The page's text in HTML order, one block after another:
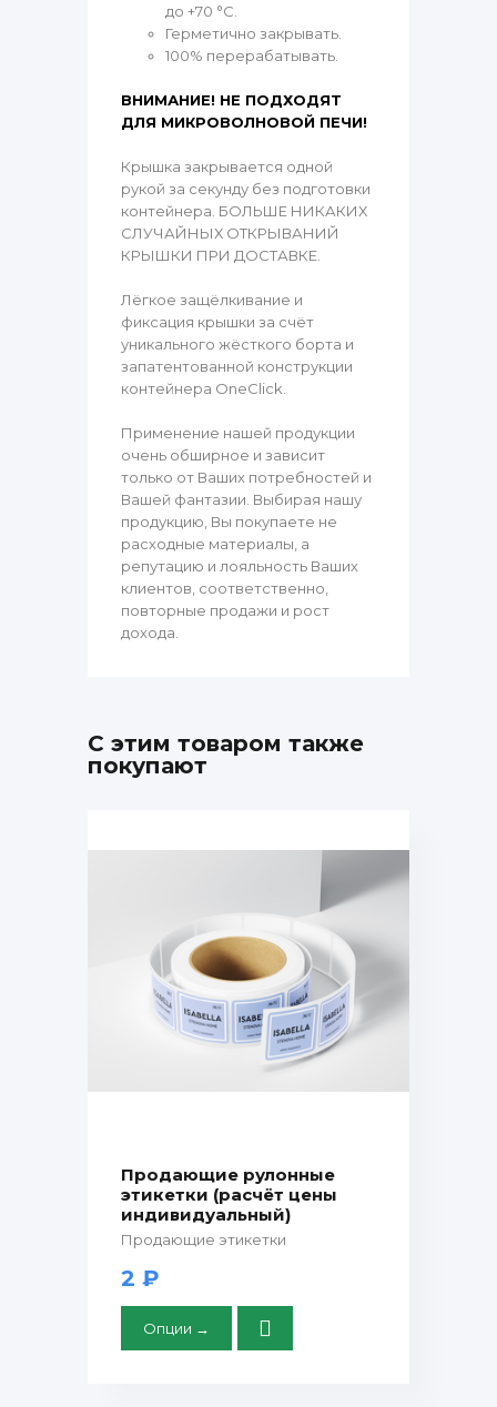
до +70 °C.
Герметично закрывать.
100% перерабатывать.
ВНИМАНИЕ! НЕ ПОДХОДЯТ
ДЛЯ МИКРОВОЛНОВОЙ ПЕЧИ!
Крышка закрывается одной
рукой за секунду без подготовки
контейнера. БОЛЬШЕ НИКАКИХ
СЛУЧАЙНЫХ ОТКРЫВАНИЙ
КРЫШКИ ПРИ ДОСТАВКЕ.
Лёгкое защёлкивание и
фиксация крышки за счёт
уникального жёсткого борта и
запатентованной конструкции
контейнера OneClick.
Применение нашей продукции
очень обширное и зависит
только от Ваших потребностей и
Вашей фантазии. Выбирая нашу
продукцию, Вы покупаете не
расходные материалы, а
репутацию и лояльность Ваших
клиентов, соответственно,
повторные продажи и рост
дохода.
С этим товаром также
покупают
Продающие рулонные
этикетки (расчёт цены
индивидуальный)
Продающие этикетки
2 ₽
Опции →